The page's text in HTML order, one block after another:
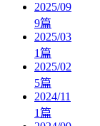
2025/09
9篇
2025/03
1篇
2025/02
5篇
2024/11
1篇